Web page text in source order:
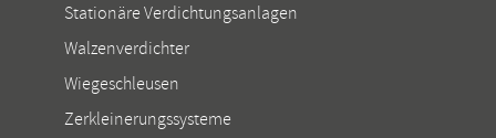
Stationäre Verdichtungsanlagen
Walzenverdichter
Wiegeschleusen
Zerkleinerungssysteme